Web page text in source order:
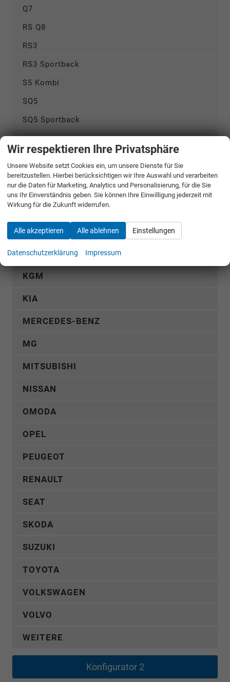
Q7
RS Q8
RS3
RS3 Sportback
S5 Kombi
SQ5
SQ5 Sportback
DACIA
FIAT
FORD
GWM
HYUNDAI
KGM
KIA
MERCEDES-BENZ
MG
MITSUBISHI
NISSAN
OMODA
OPEL
PEUGEOT
RENAULT
SEAT
SKODA
SUZUKI
TOYOTA
VOLKSWAGEN
VOLVO
WEITERE
Konfigurator 2
Wir respektieren Ihre Privatsphäre
Unsere Website setzt Cookies ein, um unsere Dienste für Sie
bereitzustellen. Hierbei berücksichtigen wir Ihre Auswahl und verarbeiten
nur die Daten für Marketing, Analytics und Personalisierung, für die Sie
uns Ihr Einverständnis geben. Sie können Ihre Einwilligung jederzeit mit
Wirkung für die Zukunft widerrufen.
Alle akzeptieren Alle ablehnen Einstellungen
Datenschutzerklärung Impressum